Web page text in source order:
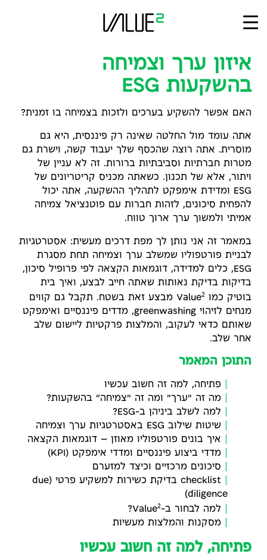
content
איזון ערך וצמיחה
בהשקעות ESG
האם אפשר להשקיע בערכים ולזכות בצמיחה בו זמנית?
אתה עומד מול החלטה שאינה רק פיננסית, היא גם
מוסרית. אתה רוצה שהכסף שלך יעבוד קשה, וישרת גם
מטרות חברתיות וסביבתיות ברורות. זה לא עניין של
ויתור, אלא של תכנון. כשאתה מכניס קריטריונים של
ESG ומדידת אימפקט לתהליך ההשקעה, אתה יכול
להפחית סיכונים, לזהות חברות עם פוטנציאל צמיחה
אמיתי ולמשוך ערך ארוך טווח.
במאמר זה אני נותן לך מפת דרכים מעשית: אסטרטגיות
לבניית פורטפוליו שמשלב ערך וצמיחה תחת מסגרת
ESG, כלים למדידה, דוגמאות הקצאה לפי פרופיל סיכון,
בדיקות בדיקת נאותות שאתה חייב לבצע, ואיך בית
בוטיק כמו Value 2
מבצע זאת בשטח. תקבל גם קווים
מנחים לזיהוי greenwashing, מדדים פיננסיים ואימפקט
שאותם כדאי לעקוב, והמלצות פרקטיות ליישום שלב
אחר שלב.
התוכן המאמר
פתיחה, למה זה חשוב עכשיו
מה זה "ערך" ומה זה "צמיחה" בהשקעות?
למה לשלב ביניהן ב-ESG?
שיטות שילוב ESG באסטרטגיות ערך וצמיחה
איך בונים פורטפוליו מאוזן — דוגמאות הקצאה
מדדי ביצוע פיננסיים ומדדי אימפקט (KPI)
סיכונים מרכזיים וכיצד למזערם
checklist בדיקת כשירות למשקיע פרטי (due
diligence)
למה לבחור ב-Value2
?
מסקנות והמלצות מעשיות
פתיחה, למה זה חשוב עכשיו